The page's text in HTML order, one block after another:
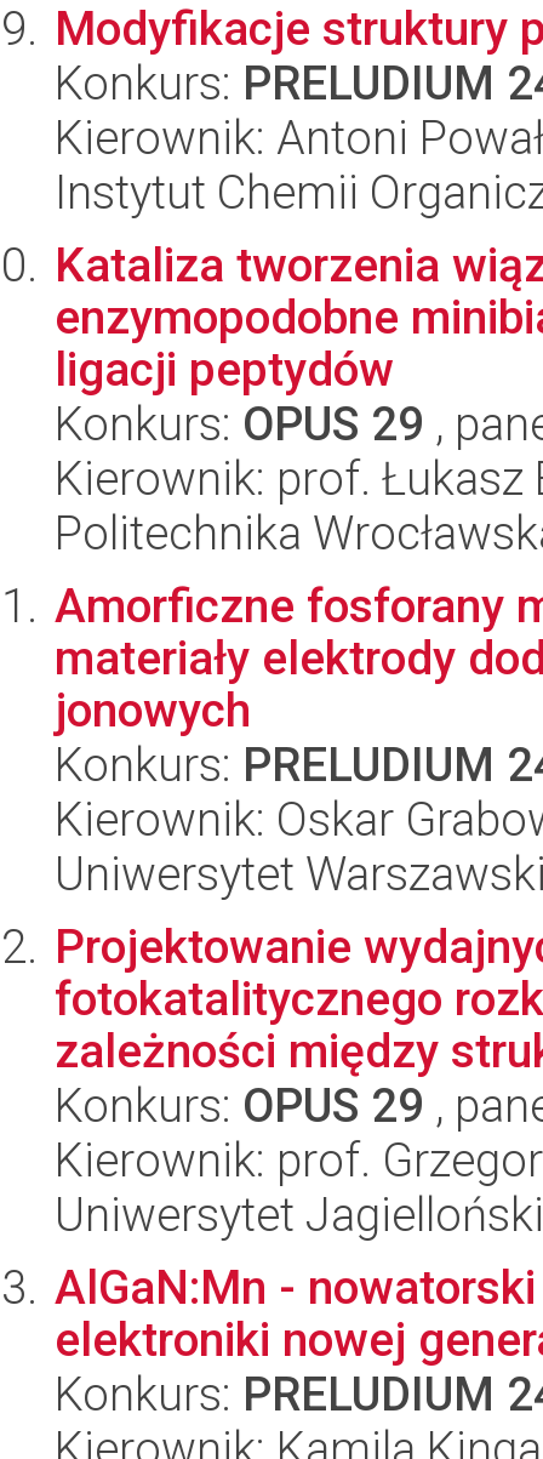
Modyfikacje struktury
Konkurs: PRELUDIUM
Kierownik: Antoni
Instytut Chemii
Kataliza tworzenia
enzymopodobne
ligacji peptydów
Konkurs: OPUS 29 ,
Kierownik: prof. Łukasz
Politechnika
Amorficzne fosforany
materiały elektrody
jonowych
Konkurs: PRELUDIUM
Kierownik: Oskar
Uniwersytet
Projektowanie
fotokatalitycznego
zależności między
Konkurs: OPUS 29 ,
Kierownik: prof.
Uniwersytet Jagielloński
AlGaN:Mn -
elektroniki nowej
Konkurs: PRELUDIUM